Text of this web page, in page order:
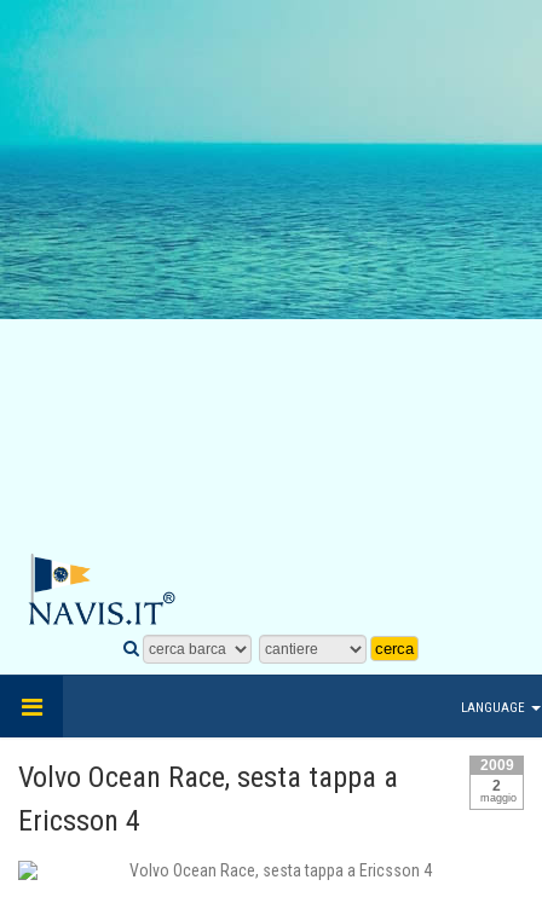
LANGUAGE
2009
2
maggio
Volvo Ocean Race, sesta tappa a
Ericsson 4